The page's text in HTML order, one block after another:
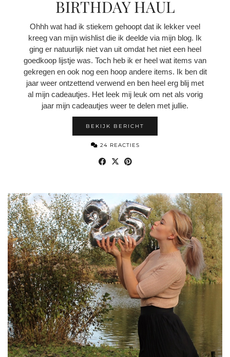
BIRTHDAY HAUL
Ohhh wat had ik stiekem gehoopt dat ik lekker veel
kreeg van mijn wishlist die ik deelde via mijn blog. Ik
ging er natuurlijk niet van uit omdat het niet een heel
goedkoop lijstje was. Toch heb ik er heel wat items van
gekregen en ook nog een hoop andere items. Ik ben dit
jaar weer ontzettend verwend en ben heel erg blij met
al mijn cadeautjes. Het leek mij leuk om net als vorig
jaar mijn cadeautjes weer te delen met jullie.
BEKIJK BERICHT
24 REACTIES